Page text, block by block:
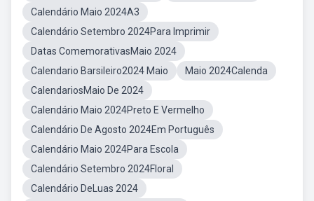
Calendário Maio 2024A3
Calendário Setembro 2024Para Imprimir
Datas ComemorativasMaio 2024
Calendario Barsileiro2024 Maio
Maio 2024Calenda
CalendariosMaio De 2024
Calendário Maio 2024Preto E Vermelho
Calendário De Agosto 2024Em Português
Calendário Maio 2024Para Escola
Calendário Setembro 2024Floral
Calendário DeLuas 2024